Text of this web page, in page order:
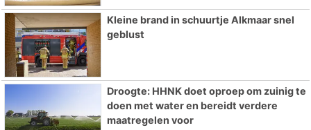
Kleine brand in schuurtje Alkmaar snel
geblust
Droogte: HHNK doet oproep om zuinig te
doen met water en bereidt verdere
maatregelen voor